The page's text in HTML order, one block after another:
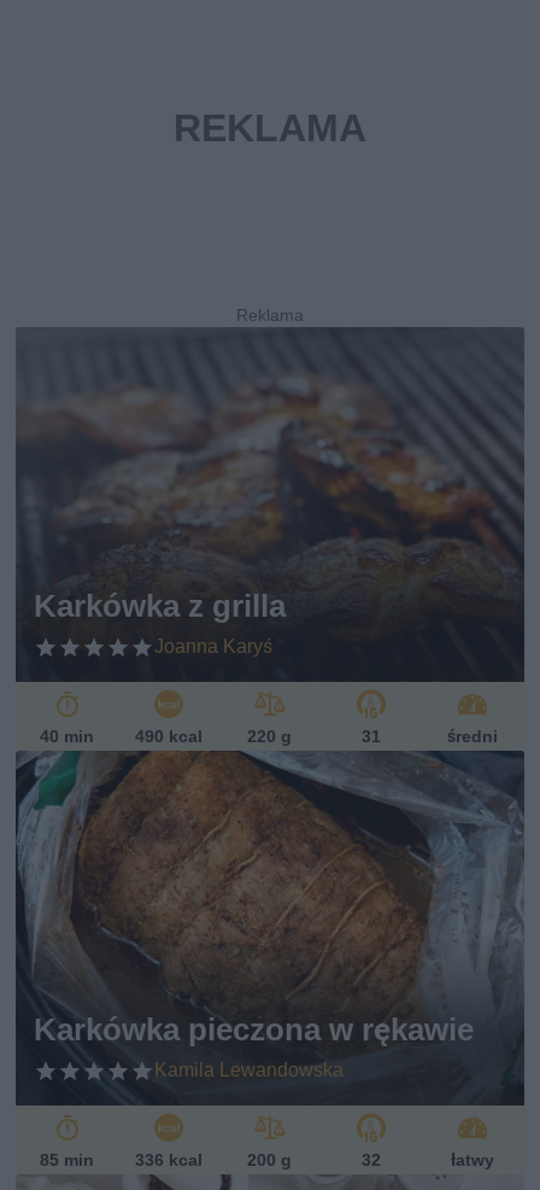
Karkówka z grilla
Joanna Karyś
40 min 490 kcal 220 g 31 średni
Karkówka pieczona w rękawie
Kamila Lewandowska
85 min 336 kcal 200 g 32 łatwy